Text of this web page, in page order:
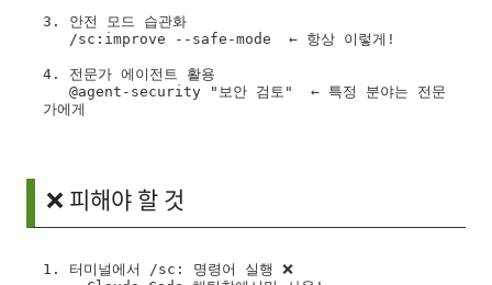
3. 안전 모드 습관화
4. 전문가 에이전트 활용
❌ 피해야 할 것
1. 터미널에서 /sc: 명령어 실행 ❌